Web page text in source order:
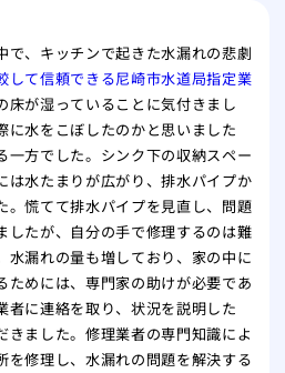
高
で、キッチンで起きた水漏れの悲劇
して信頼できる尼崎市水道局指定業
床が湿っていることに気付きまし
に水をこぼしたのかと思いました
一方でした。シンク下の収納スペー
は水たまりが広がり、排水パイプか
。慌てて排水パイプを見直し、問題
したが、自分の手で修理するのは難
水漏れの量も増しており、家の中に
ためには、専門家の助けが必要であ
者に連絡を取り、状況を説明した
きました。修理業者の専門知識によ
を修理し、水漏れの問題を解決する